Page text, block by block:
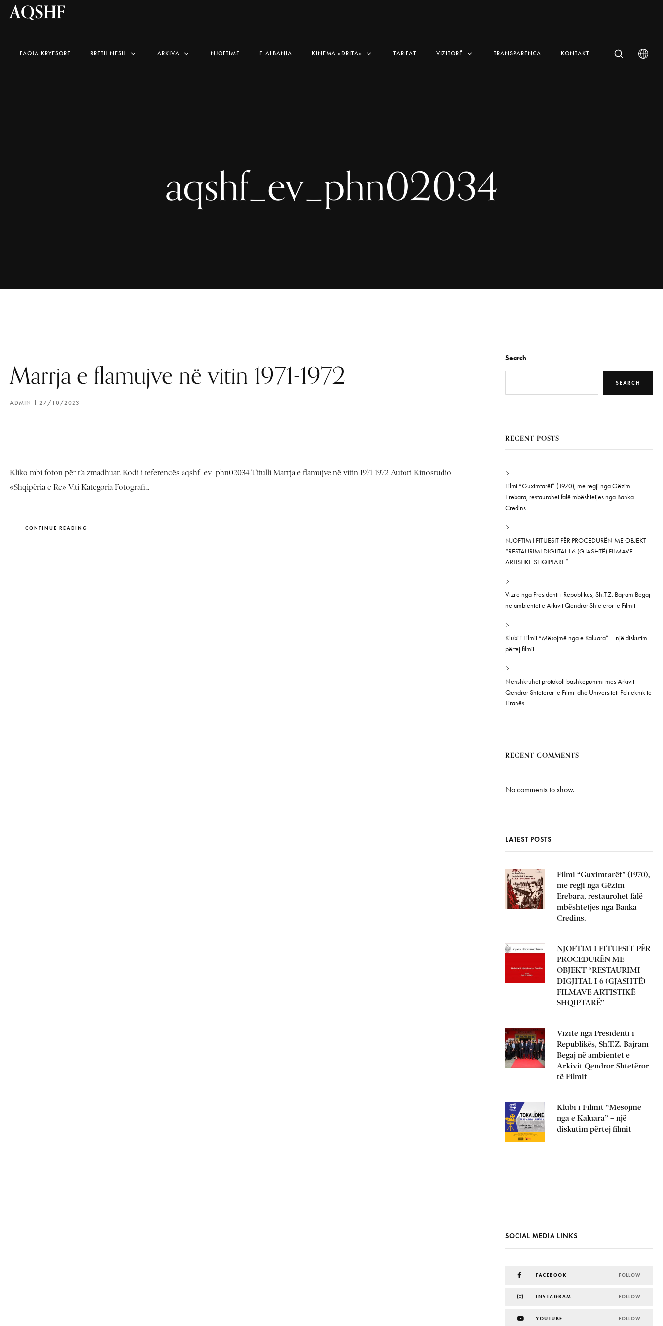
AQSHF
FAQJA KRYESORE RRETH NESH ARKIVA NJOFTIME E-ALBANIA KINEMA «DRITA» TARIFAT VIZITORË TRANSPARENCA KONTAKT
aqshf_ev_phn02034
Marrja e flamujve në vitin 1971-1972
ADMIN 27/10/2023
Kliko mbi foton për t’a zmadhuar. Kodi i referencës aqshf_ev_phn02034 Titulli Marrja e flamujve në vitin 1971-1972 Autori Kinostudio
«Shqipëria e Re» Viti Kategoria Fotografi...
CONTINUE READING
Search
SEARCH
RECENT POSTS
Filmi “Guximtarët” (1970), me regji nga Gëzim
Erebara, restaurohet falë mbështetjes nga Banka
Credins.
NJOFTIM I FITUESIT PËR PROCEDURËN ME OBJEKT
“RESTAURIMI DIGJITAL I 6 (GJASHTË) FILMAVE
ARTISTIKË SHQIPTARË”
Vizitë nga Presidenti i Republikës, Sh.T.Z. Bajram Begaj
në ambientet e Arkivit Qendror Shtetëror të Filmit
Klubi i Filmit “Mësojmë nga e Kaluara” – një diskutim
përtej filmit
Nënshkruhet protokoll bashkëpunimi mes Arkivit
Qendror Shtetëror të Filmit dhe Universiteti Politeknik të
Tiranës.
RECENT COMMENTS
No comments to show.
LATEST POSTS
Filmi “Guximtarët” (1970),
me regji nga Gëzim
Erebara, restaurohet falë
mbështetjes nga Banka
Credins.
NJOFTIM I FITUESIT PËR
PROCEDURËN ME
OBJEKT “RESTAURIMI
DIGJITAL I 6 (GJASHTË)
FILMAVE ARTISTIKË
SHQIPTARË”
Vizitë nga Presidenti i
Republikës, Sh.T.Z. Bajram
Begaj në ambientet e
Arkivit Qendror Shtetëror
të Filmit
Klubi i Filmit “Mësojmë
nga e Kaluara” – një
diskutim përtej filmit
SOCIAL MEDIA LINKS
FACEBOOK FOLLOW
INSTAGRAM FOLLOW
YOUTUBE FOLLOW